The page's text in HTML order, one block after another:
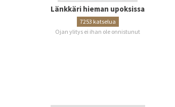
Länkkäri hieman upoksissa
7253 katselua
Ojan ylitys ei ihan ole onnistunut